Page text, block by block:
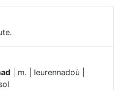
| m. | leurennadoù |